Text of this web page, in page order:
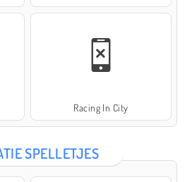
Racing In City
SPELLETJES